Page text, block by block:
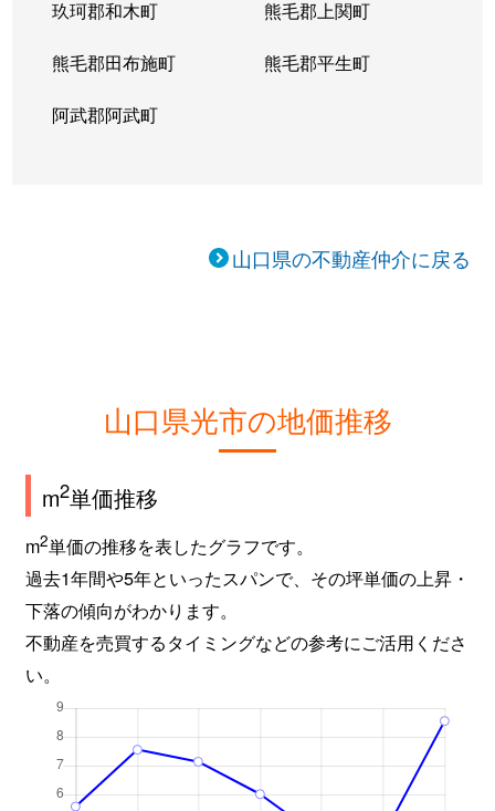
玖珂郡和木町 熊毛郡上関町
熊毛郡田布施町 熊毛郡平生町
阿武郡阿武町
山口県の不動産仲介に戻る
山口県光市の地価推移
m2単価推移
m2単価の推移を表したグラフです。
過去1年間や5年といったスパンで、その坪単価の上昇・
下落の傾向がわかります。
不動産を売買するタイミングなどの参考にご活用くださ
い。